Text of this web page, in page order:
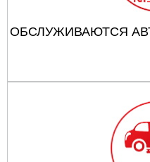
ОБСЛУЖИВАЮТСЯ